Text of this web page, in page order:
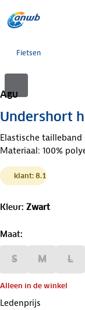
Fietsen
Agu
Undershort
Elastische tailleband
Materiaal: 100%
klant: 8.1
Kleur: Zwart
Maat:
S M L
Alleen in de winkel
Ledenprijs